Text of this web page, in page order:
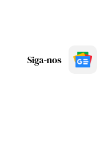
Siga-nos